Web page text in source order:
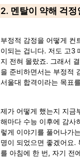
2. 멘탈이 약해 걱정
부정적 감정을 어떻게 컨
이되는 겁니다. 저도 고3
지 전혀 몰랐죠. 그래서
을 준비하면서는 부정적
서울대 합격이라는 목표
제가 어떻게 했는지 지금
해마다 수능 이후에 감사
렇게 이야기를 풀어나가
명이 되었으면 좋겠어요.
를 아침에 한 번, 자기 전